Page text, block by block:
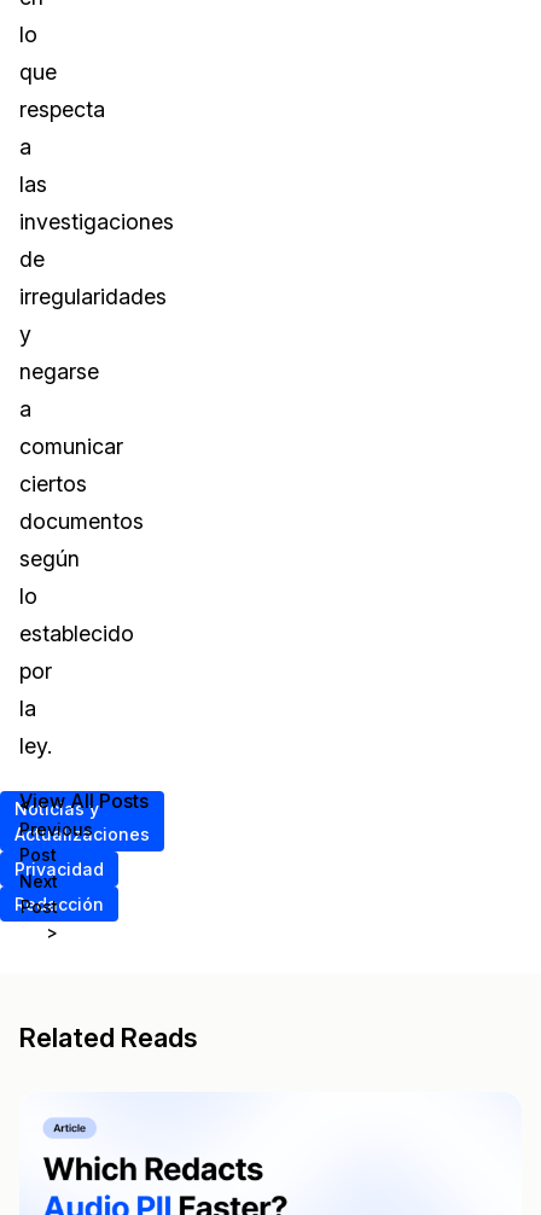
lo
que
respecta
a
las
investigaciones
de
irregularidades
y
negarse
a
comunicar
ciertos
documentos
según
lo
establecido
por
la
ley.
Noticias y
Actualizaciones
Privacidad
Redacción
<
Previous
Post
Next
Post
>
View All Posts
Related Reads